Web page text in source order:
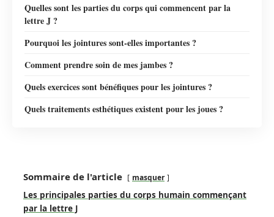
Quelles sont les parties du corps qui commencent par la
lettre J ?
Pourquoi les jointures sont-elles importantes ?
Comment prendre soin de mes jambes ?
Quels exercices sont bénéfiques pour les jointures ?
Quels traitements esthétiques existent pour les joues ?
Sommaire de l'article masquer
Les principales parties du corps humain commençant
par la lettre J